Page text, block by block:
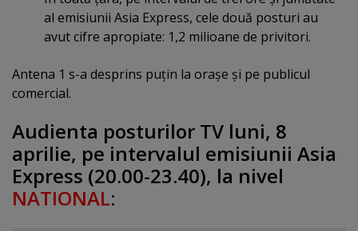
al emisiunii Asia Express, cele două posturi au
avut cifre apropiate: 1,2 milioane de privitori.
Antena 1 s-a desprins puţin la oraşe şi pe publicul
comercial.
Audienta posturilor TV luni, 8
aprilie, pe intervalul emisiunii Asia
Express (20.00-23.40), la nivel
NATIONAL: